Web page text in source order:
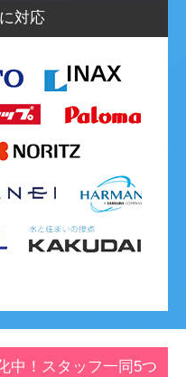
対応
中！スタッフ一同5つ